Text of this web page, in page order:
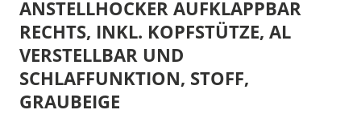
ANSTELLHOCKER AUFKLAPPBAR
RECHTS, INKL. KOPFSTÜTZE, AL
VERSTELLBAR UND
SCHLAFFUNKTION, STOFF,
GRAUBEIGE